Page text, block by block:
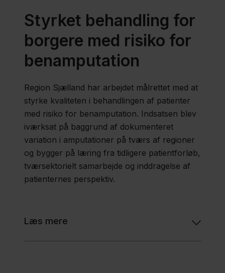
Styrket behandling for
borgere med risiko for
benamputation
Region Sjælland har arbejdet målrettet med at
styrke kvaliteten i behandlingen af patienter
med risiko for benamputation. Indsatsen blev
iværksat på baggrund af dokumenteret
variation i amputationer på tværs af regioner
og bygger på læring fra tidligere patientforløb,
tværsektorielt samarbejde og inddragelse af
patienternes perspektiv.
Læs mere